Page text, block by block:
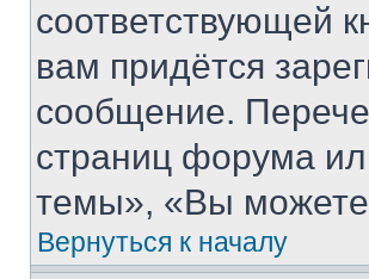
соответствующей
вам придётся
сообщение.
страниц форума
темы», «Вы можете
Вернуться к началу